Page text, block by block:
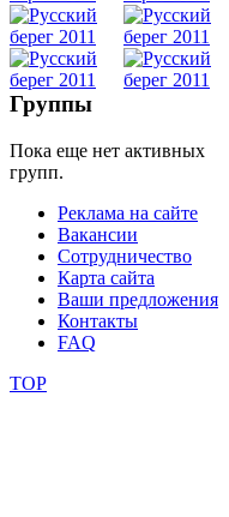
Группы
Пока еще нет активных
групп.
Реклама на сайте
Вакансии
Сотрудничество
Карта сайта
Ваши предложения
Контакты
FAQ
TOP